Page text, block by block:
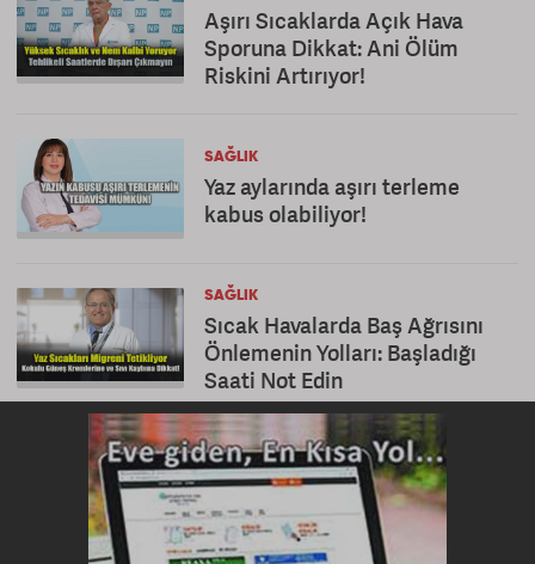
Aşırı Sıcaklarda Açık Hava
Sporuna Dikkat: Ani Ölüm
Riskini Artırıyor!
SAĞLIK
Yaz aylarında aşırı terleme
kabus olabiliyor!
SAĞLIK
Sıcak Havalarda Baş Ağrısını
Önlemenin Yolları: Başladığı
Saati Not Edin